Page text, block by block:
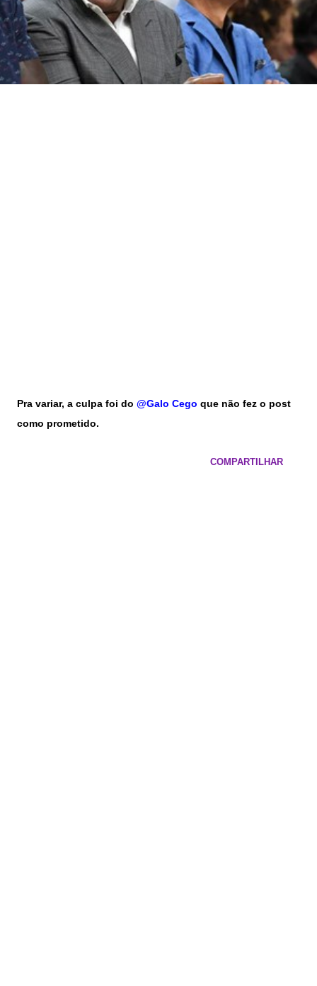
Pra variar, a culpa foi do @Galo Cego que não fez o post
como prometido.
COMPARTILHAR